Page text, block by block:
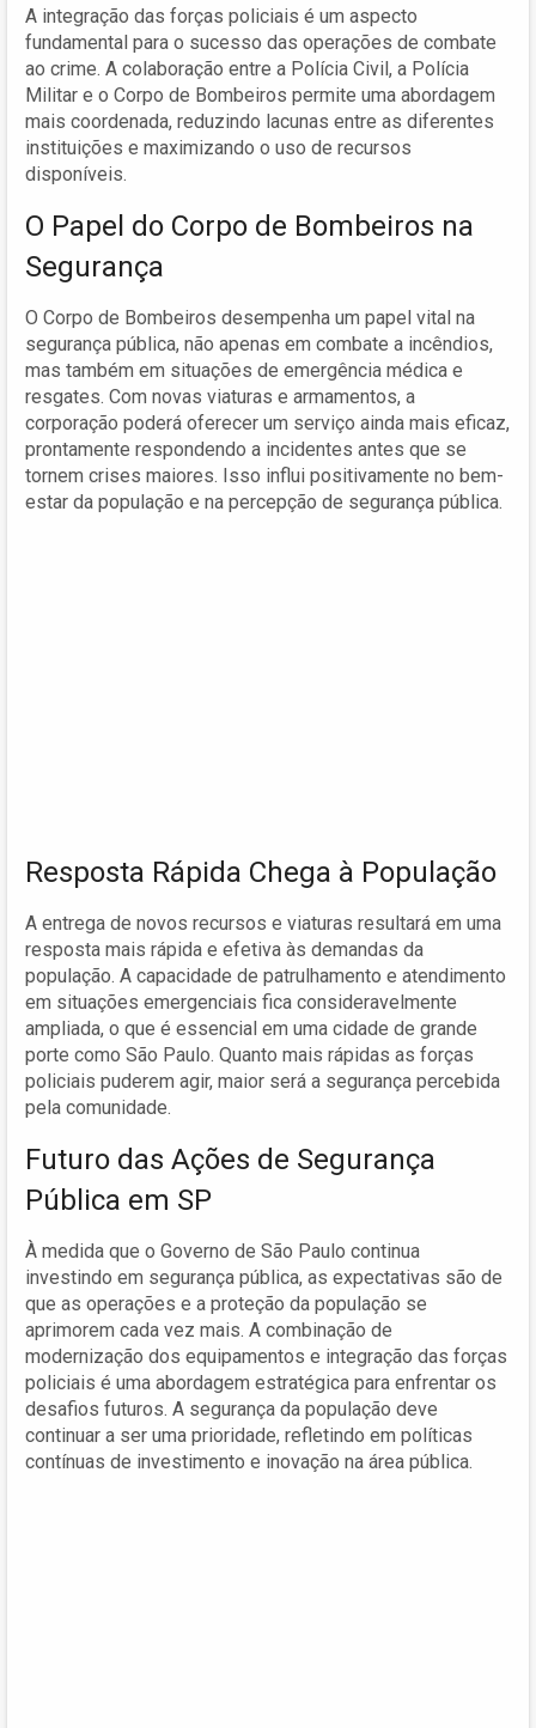
A integração das forças policiais é um aspecto
fundamental para o sucesso das operações de combate
ao crime. A colaboração entre a Polícia Civil, a Polícia
Militar e o Corpo de Bombeiros permite uma abordagem
mais coordenada, reduzindo lacunas entre as diferentes
instituições e maximizando o uso de recursos
disponíveis.
O Papel do Corpo de Bombeiros na
Segurança
O Corpo de Bombeiros desempenha um papel vital na
segurança pública, não apenas em combate a incêndios,
mas também em situações de emergência médica e
resgates. Com novas viaturas e armamentos, a
corporação poderá oferecer um serviço ainda mais eficaz,
prontamente respondendo a incidentes antes que se
tornem crises maiores. Isso influi positivamente no bem-
estar da população e na percepção de segurança pública.
Resposta Rápida Chega à População
A entrega de novos recursos e viaturas resultará em uma
resposta mais rápida e efetiva às demandas da
população. A capacidade de patrulhamento e atendimento
em situações emergenciais fica consideravelmente
ampliada, o que é essencial em uma cidade de grande
porte como São Paulo. Quanto mais rápidas as forças
policiais puderem agir, maior será a segurança percebida
pela comunidade.
Futuro das Ações de Segurança
Pública em SP
À medida que o Governo de São Paulo continua
investindo em segurança pública, as expectativas são de
que as operações e a proteção da população se
aprimorem cada vez mais. A combinação de
modernização dos equipamentos e integração das forças
policiais é uma abordagem estratégica para enfrentar os
desafios futuros. A segurança da população deve
continuar a ser uma prioridade, refletindo em políticas
contínuas de investimento e inovação na área pública.